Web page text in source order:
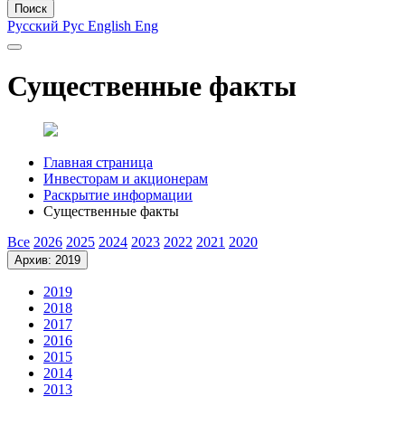
Поиск
Русский Рус English Eng
Существенные факты
Главная страница
Инвесторам и акционерам
Раскрытие информации
Существенные факты
Все 2026 2025 2024 2023 2022 2021 2020
Архив: 2019
2019
2018
2017
2016
2015
2014
2013